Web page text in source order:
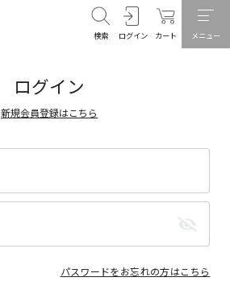
検索 ログイン カート メニュー
ログイン
新規会員登録はこちら
パスワードをお忘れの方はこちら